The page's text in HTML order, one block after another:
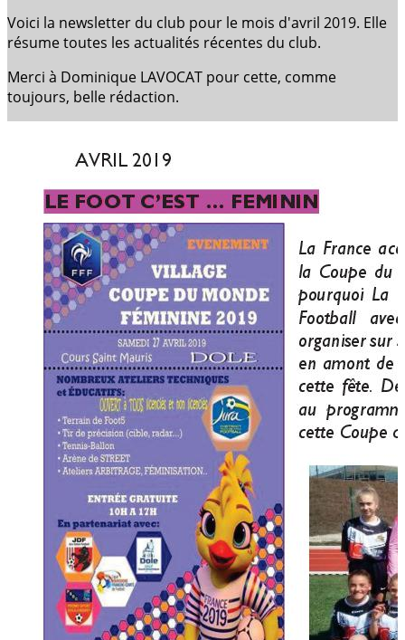
Voici la newsletter du club pour le mois d'avril 2019. Elle
résume toutes les actualités récentes du club.
Merci à Dominique LAVOCAT pour cette, comme
toujours, belle rédaction.